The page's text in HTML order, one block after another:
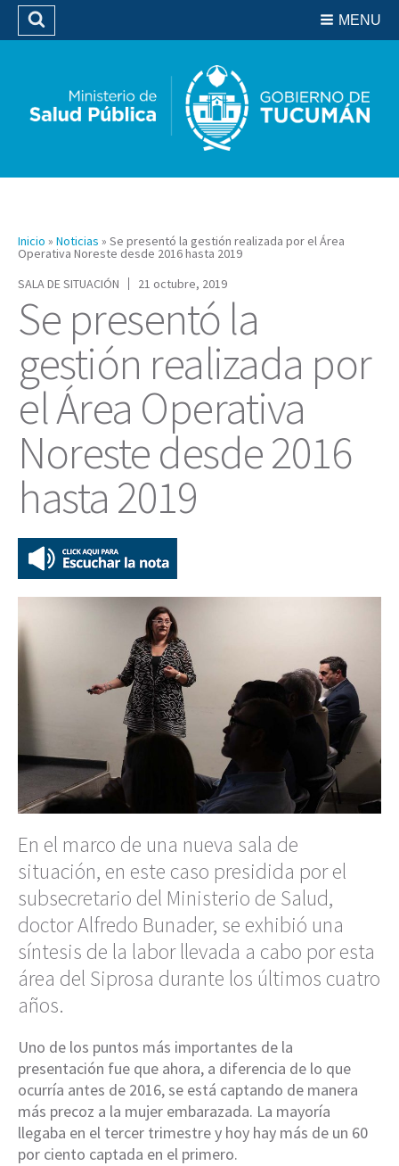
Biblioteca
MENU
Buscar
Inicio » Noticias » Se presentó la gestión realizada por el Área
Operativa Noreste desde 2016 hasta 2019
SALA DE SITUACIÓN
21 octubre, 2019
Se presentó la
gestión realizada por
el Área Operativa
Noreste desde 2016
hasta 2019
En el marco de una nueva sala de
situación, en este caso presidida por el
subsecretario del Ministerio de Salud,
doctor Alfredo Bunader, se exhibió una
síntesis de la labor llevada a cabo por esta
área del Siprosa durante los últimos cuatro
años.
Uno de los puntos más importantes de la
presentación fue que ahora, a diferencia de lo que
ocurría antes de 2016, se está captando de manera
más precoz a la mujer embarazada. La mayoría
llegaba en el tercer trimestre y hoy hay más de un 60
por ciento captada en el primero.